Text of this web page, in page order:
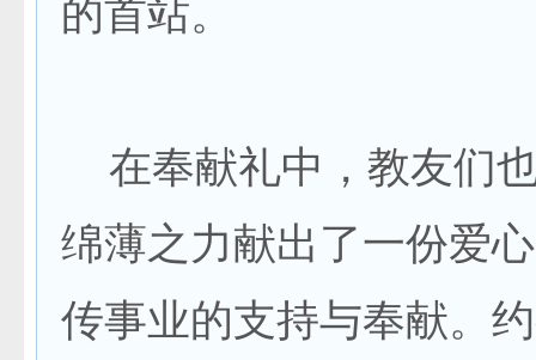
的首站。
在奉献礼中，教友们
绵薄之力献出了一份爱
传事业的支持与奉献。